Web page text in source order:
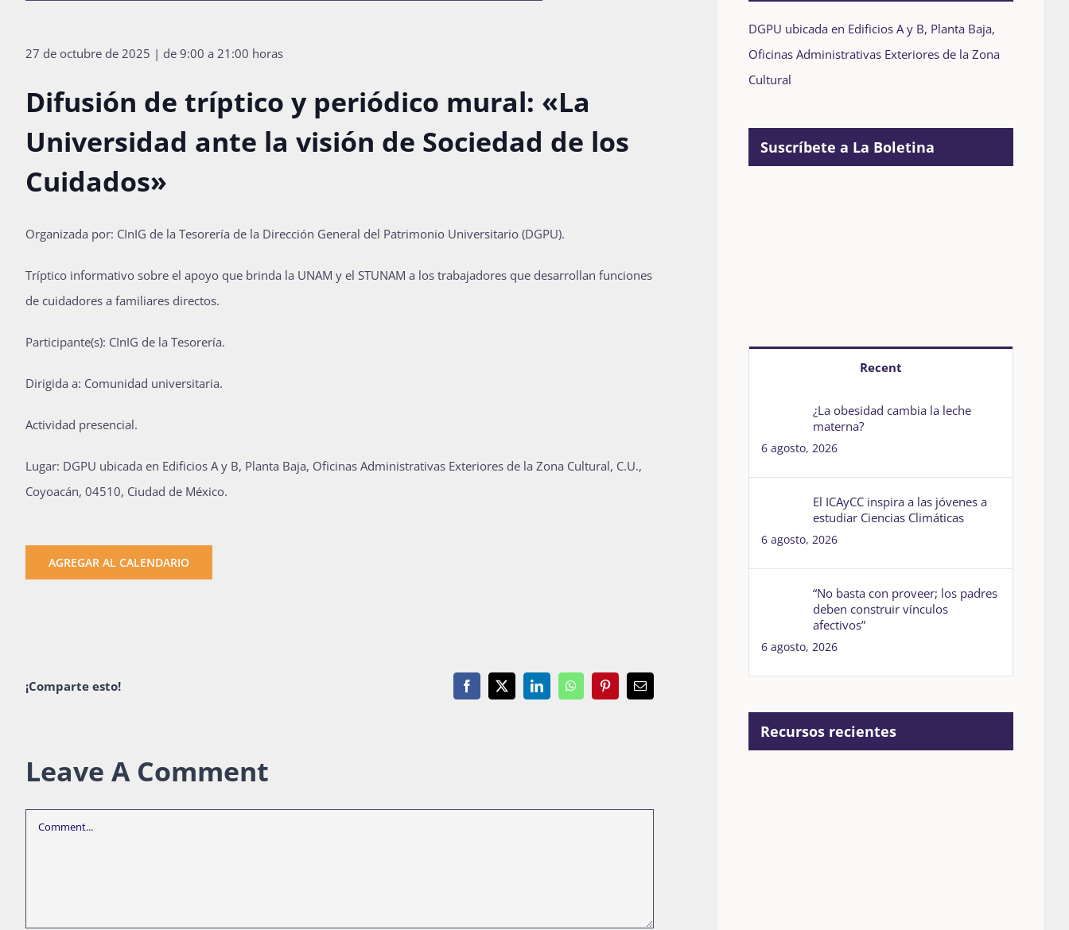
27 de octubre de 2025 | de 9:00 a 21:00 horas
Difusión de tríptico y periódico mural: «La
Universidad ante la visión de Sociedad de los
Cuidados»
Organizada por: CInIG de la Tesorería de la Dirección General del Patrimonio Universitario (DGPU).
Tríptico informativo sobre el apoyo que brinda la UNAM y el STUNAM a los trabajadores que desarrollan funciones
de cuidadores a familiares directos.
Participante(s): CInIG de la Tesorería.
Dirigida a: Comunidad universitaria.
Actividad presencial.
Lugar: DGPU ubicada en Edificios A y B, Planta Baja, Oficinas Administrativas Exteriores de la Zona Cultural, C.U.,
Coyoacán, 04510, Ciudad de México.
AGREGAR AL CALENDARIO
¡Comparte esto! Facebook
X LinkedInWhatsAppPinterestEmail
Leave A Comment
Comment
DGPU ubicada en Edificios A y B, Planta Baja,
Oficinas Administrativas Exteriores de la Zona
Cultural
Suscríbete a La Boletina
Recent
¿La obesidad cambia la leche
materna?
6 agosto, 2026
El ICAyCC inspira a las jóvenes a
estudiar Ciencias Climáticas
6 agosto, 2026
“No basta con proveer; los padres
deben construir vínculos
afectivos”
6 agosto, 2026
Recursos recientes